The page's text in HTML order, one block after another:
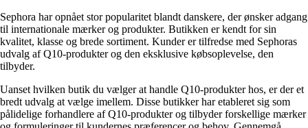
Sephora har opnået stor popularitet blandt danskere, der ønsker adgang
til internationale mærker og produkter. Butikken er kendt for sin
kvalitet, klasse og brede sortiment. Kunder er tilfredse med Sephoras
udvalg af Q10-produkter og den eksklusive købsoplevelse, den
tilbyder.
Uanset hvilken butik du vælger at handle Q10-produkter hos, er der et
bredt udvalg at vælge imellem. Disse butikker har etableret sig som
pålidelige forhandlere af Q10-produkter og tilbyder forskellige mærker